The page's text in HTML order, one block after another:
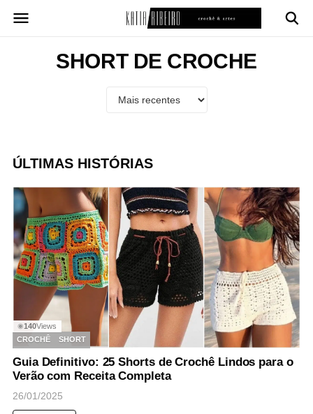
para
SHORT DE CROCHE
ÚLTIMAS HISTÓRIAS
◉140Views
CROCHÊ
SHORT
Guia Definitivo: 25 Shorts de Crochê Lindos para o
Verão com Receita Completa
26/01/2025